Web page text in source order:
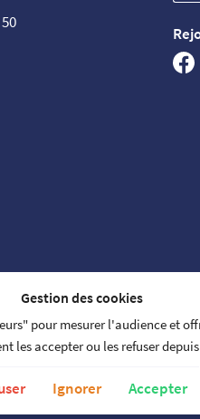
Politique de
Gestion des cookies
pour mesurer l'audience et
les accepter ou les refuser depuis
Ignorer Accepter